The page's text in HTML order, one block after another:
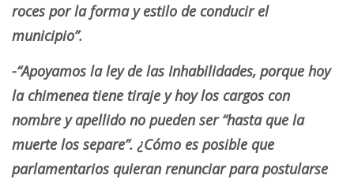
roces por la forma y estilo de conducir el
municipio”.
-“Apoyamos la ley de las Inhabilidades, porque hoy
la chimenea tiene tiraje y hoy los cargos con
nombre y apellido no pueden ser “hasta que la
muerte los separe”. ¿Cómo es posible que
parlamentarios quieran renunciar para postularse